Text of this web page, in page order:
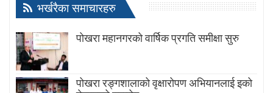
भर्खरैका समाचारहरु
पोखरा महानगरको वार्षिक प्रगति समीक्षा सुरु
पोखरा रङ्गशालाको वृक्षारोपण अभियानलाई इको